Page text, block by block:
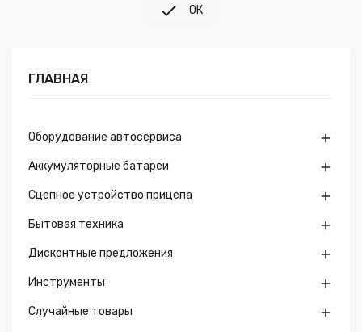
 ОК
ГЛАВНАЯ
Оборудование автосервиса 
Аккумуляторные батареи 
Сцепное устройство прицепа 
Бытовая техника 
Дисконтные предложения 
Инструменты 
Случайные товары 